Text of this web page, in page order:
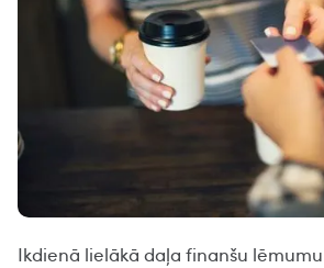
Ikdienā lielākā daļa finanšu